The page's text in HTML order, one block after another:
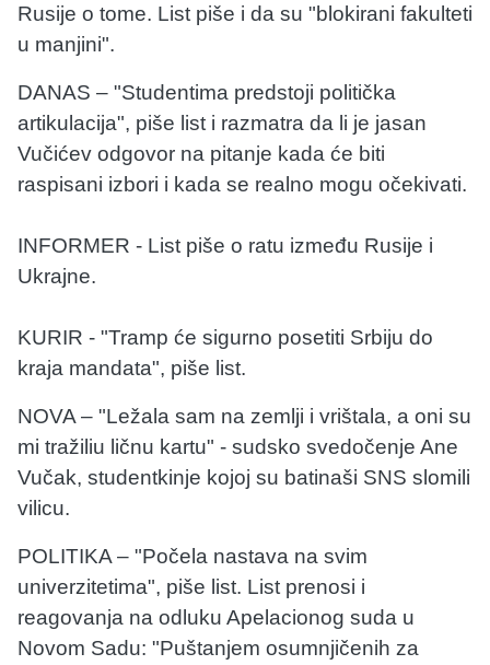
Rusije o tome. List piše i da su "blokirani fakulteti
u manjini".
DANAS – "Studentima predstoji politička
artikulacija", piše list i razmatra da li je jasan
Vučićev odgovor na pitanje kada će biti
raspisani izbori i kada se realno mogu očekivati.
INFORMER - List piše o ratu između Rusije i
Ukrajne.
KURIR - "Tramp će sigurno posetiti Srbiju do
kraja mandata", piše list.
NOVA – "Ležala sam na zemlji i vrištala, a oni su
mi tražiliu ličnu kartu" - sudsko svedočenje Ane
Vučak, studentkinje kojoj su batinaši SNS slomili
vilicu.
POLITIKA – "Počela nastava na svim
univerzitetima", piše list. List prenosi i
reagovanja na odluku Apelacionog suda u
Novom Sadu: "Puštanjem osumnjičenih za